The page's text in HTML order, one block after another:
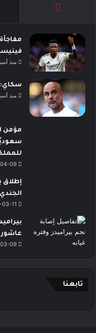
منذ
سكاي:
منذ
09
إطلاق
11
عاشور
09
تابعنا